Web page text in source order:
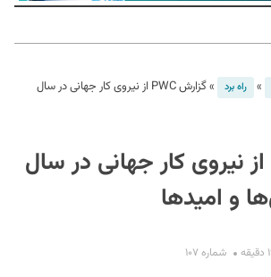
» راه برد »
گزارش PWC از نیروی کار جهانی در سال
گزارش PWC از نیروی کار جهانی در سال
شماره ۱۰۷